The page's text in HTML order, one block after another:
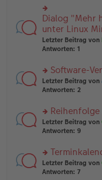
g
er
B
ei
tr
a
g
u
n
g
el
es
e
er
B
ei
tr
g
rs
te
r
u
n
el
es
e
B
ei
tr
g
Dialog "Mehr
unter Linux
Letzter Beitrag von
Antworten: 1
rs
te
n
g
el
e
n
er
Software-
Letzter Beitrag von
Antworten: 2
rs
te
n
g
el
Letzter Beitrag von
Antworten: 9
rs
te
Letzter Beitrag von
Antworten: 7